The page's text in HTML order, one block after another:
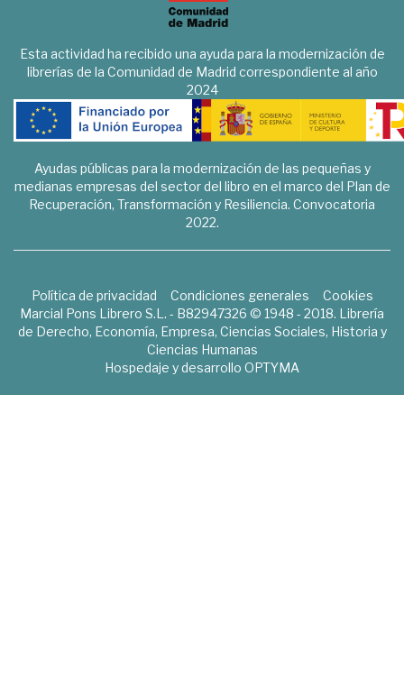
Esta actividad ha recibido una ayuda para la modernización de
librerías de la Comunidad de Madrid correspondiente al año
2024
Ayudas públicas para la modernización de las pequeñas y
medianas empresas del sector del libro en el marco del Plan de
Recuperación, Transformación y Resiliencia. Convocatoria
2022.
Política de privacidad Condiciones generales
Cookies
Marcial Pons Librero S.L. - B82947326 © 1948 - 2018. Librería
de Derecho, Economía, Empresa, Ciencias Sociales, Historia y
Ciencias Humanas
Hospedaje y desarrollo OPTYMA